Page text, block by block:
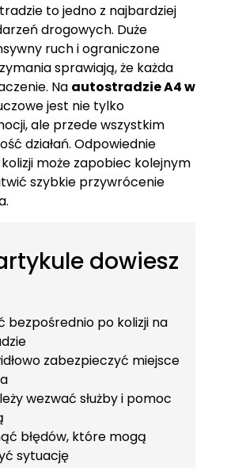
to jedno z najbardziej
drogowych. Duże
ruch i ograniczone
sprawiają, że każda
Na autostradzie A4 w
jest nie tylko
ale przede wszystkim
działań. Odpowiednie
może zapobiec kolejnym
szybkie przywrócenie
dowiesz
bezpośrednio po kolizji na
zabezpieczyć miejsce
wezwać służby i pomoc
błędów, które mogą
sytuację